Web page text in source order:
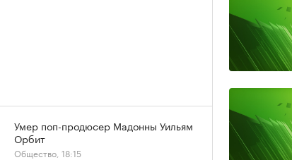
Умер поп-продюсер Мадонны Уильям
Орбит
Общество, 18:15